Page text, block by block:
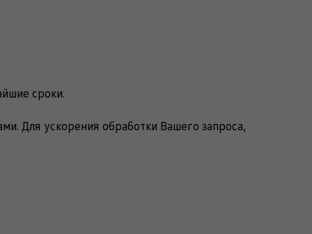
сроки.
Для ускорения обработки Вашего запроса,